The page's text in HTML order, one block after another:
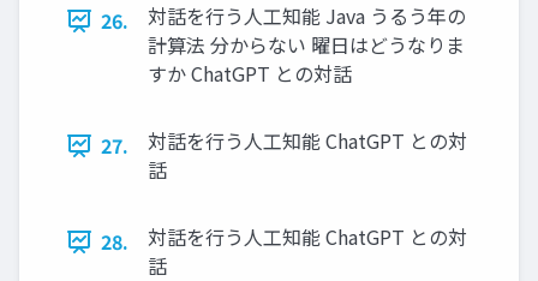
26.
対話を行う人工知能 Java うるう年の
計算法 分からない 曜日はどうなりま
すか ChatGPT との対話
27.
対話を行う人工知能 ChatGPT との対
話
28.
対話を行う人工知能 ChatGPT との対
話